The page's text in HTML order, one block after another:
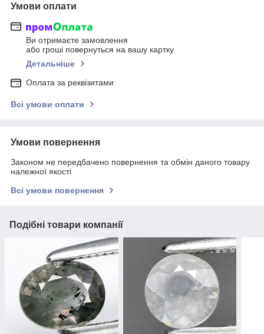
Умови оплати
Ви отримаєте замовлення
або гроші повернуться на вашу картку
Детальніше
Оплата за реквізитами
Всі умови оплати
Умови повернення
Законом не передбачено повернення та обмін даного товару
належної якості
Всі умови повернення
Подібні товари компанії